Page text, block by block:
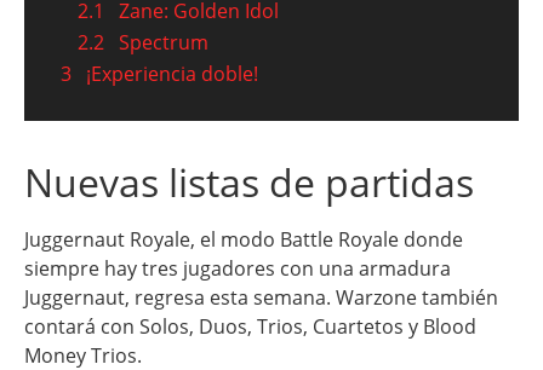
2.1
Zane: Golden Idol
2.2 Spectrum
3 ¡Experiencia doble!
Nuevas listas de partidas
Juggernaut Royale, el modo Battle Royale donde
siempre hay tres jugadores con una armadura
Juggernaut, regresa esta semana. Warzone también
contará con Solos, Duos, Trios, Cuartetos y Blood
Money Trios.